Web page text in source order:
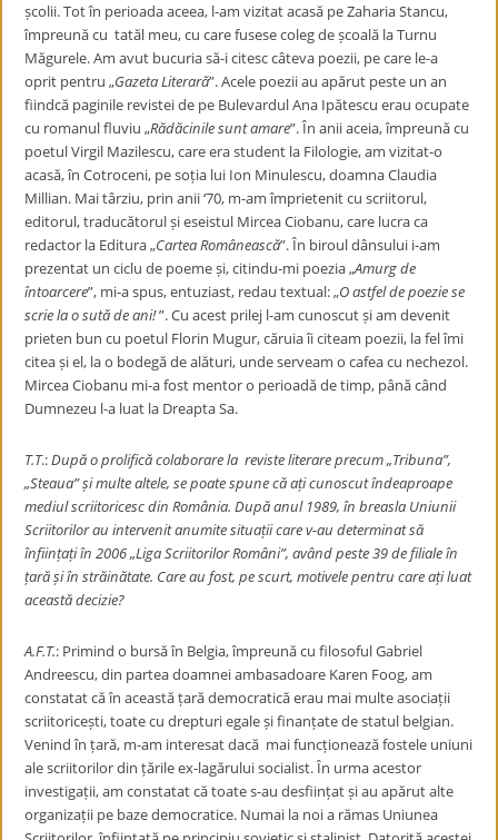
școlii. Tot în perioada aceea, l-am vizitat acasă pe Zaharia Stancu,
împreună cu tatăl meu, cu care fusese coleg de școală la Turnu
Măgurele. Am avut bucuria să-i citesc câteva poezii, pe care le-a
oprit pentru„Gazeta Literară”. Acele poezii au apărut peste un an
fiindcă paginile revistei de pe Bulevardul Ana Ipătescu erau ocupate
cu romanul fluviu„Rădăcinile sunt amare”. În anii aceia, împreună cu
poetul Virgil Mazilescu, care era student la Filologie, am vizitat-o
acasă, în Cotroceni, pe soția lui Ion Minulescu, doamna Claudia
Millian. Mai târziu, prin anii ‘70, m-am împrietenit cu scriitorul,
editorul, traducătorul și eseistul Mircea Ciobanu, care lucra ca
redactor la Editura„Cartea Românească”. În biroul dânsului i-am
prezentat un ciclu de poeme și, citindu-mi poezia„Amurg de
întoarcere”, mi-a spus, entuziast, redau textual:„O astfel de poezie se
scrie la o sută de ani!”. Cu acest prilej l-am cunoscut și am devenit
prieten bun cu poetul Florin Mugur, căruia îi citeam poezii, la fel îmi
citea și el, la o bodegă de alături, unde serveam o cafea cu nechezol.
Mircea Ciobanu mi-a fost mentor o perioadă de timp, până când
Dumnezeu l-a luat la Dreapta Sa.
T.T.:După o prolifică colaborare la reviste literare precum „Tribuna”,
„Steaua” și multe altele, se poate spune că ați cunoscut îndeaproape
mediul scriitoricesc din România. După anul 1989, în breasla Uniunii
Scriitorilor au intervenit anumite situații care v-au determinat să
înființați în 2006 „Liga Scriitorilor Români”, având peste 39 de filiale în
țară și în străinătate. Care au fost, pe scurt, motivele pentru care ați luat
această decizie?
A.F.T.: Primind o bursă în Belgia, împreună cu filosoful Gabriel
Andreescu, din partea doamnei ambasadoare Karen Foog, am
constatat că în această țară democratică erau mai multe asociații
scriitoricești, toate cu drepturi egale și finanțate de statul belgian.
Venind în țară, m-am interesat dacă mai funcționează fostele uniuni
ale scriitorilor din țările ex-lagărului socialist. În urma acestor
investigații, am constatat că toate s-au desființat și au apărut alte
organizații pe baze democratice. Numai la noi a rămas Uniunea